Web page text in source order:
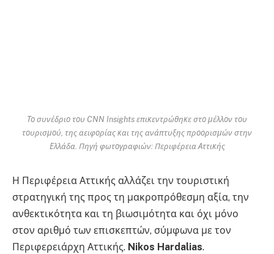
Το συνέδριο του CNN Insights επικεντρώθηκε στο μέλλον του
τουρισμού, της αειφορίας και της ανάπτυξης προορισμών στην
Ελλάδα. Πηγή φωτογραφιών: Περιφέρεια Αττικής
Η Περιφέρεια Αττικής αλλάζει την τουριστική
στρατηγική της προς τη μακροπρόθεσμη αξία, την
ανθεκτικότητα και τη βιωσιμότητα και όχι μόνο
στον αριθμό των επισκεπτών, σύμφωνα με τον
Περιφερειάρχη Αττικής. Nikos Hardalias.